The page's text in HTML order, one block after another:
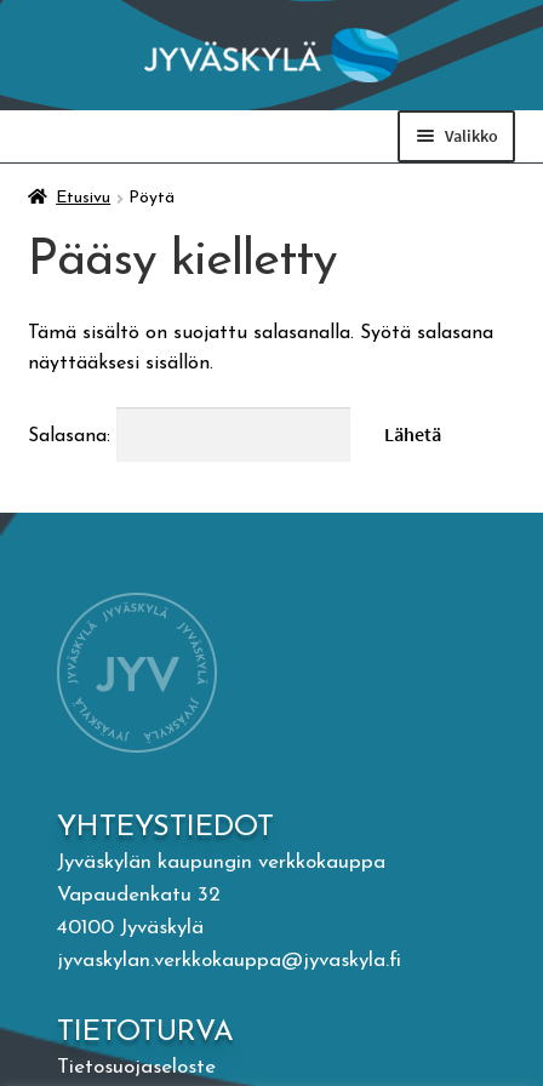
Siirry
navigointiin
Siirry
sisältöön
Valikko
Taidemuseo & Ratamo
Suomen käsityön museo
Skeittihalli
Taideapteekki
Kirjasto
Valon Kaupunki
Lasten Lysti & LystiKylä-festivaali
English
Etusivu Pöytä
Pääsy kielletty
Tämä sisältö on suojattu salasanalla. Syötä salasana
näyttääksesi sisällön.
Salasana:
YHTEYSTIEDOT
Jyväskylän kaupungin verkkokauppa
Vapaudenkatu 32
40100 Jyväskylä
jyvaskylan.verkkokauppa@jyvaskyla.fi
TIETOTURVA
Tietosuojaseloste